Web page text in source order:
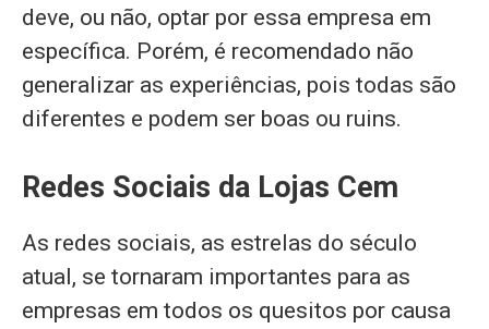
deve, ou não, optar por essa empresa em
específica. Porém, é recomendado não
generalizar as experiências, pois todas são
diferentes e podem ser boas ou ruins.
Redes Sociais da Lojas Cem
As redes sociais, as estrelas do século
atual, se tornaram importantes para as
empresas em todos os quesitos por causa